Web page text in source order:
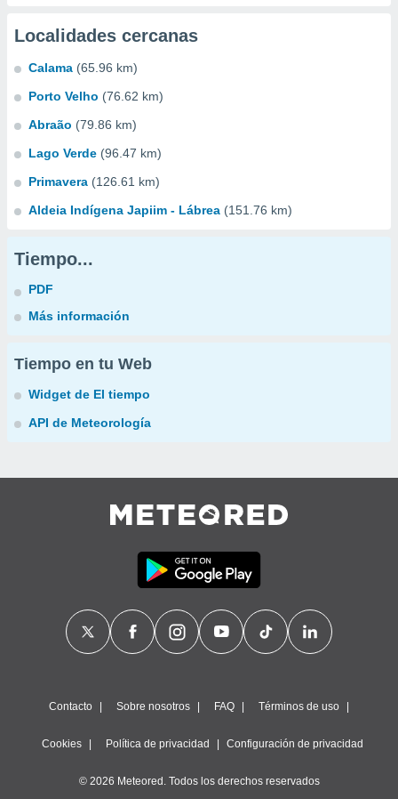
Localidades cercanas
Calama (65.96 km)
Porto Velho (76.62 km)
Abraão (79.86 km)
Lago Verde (96.47 km)
Primavera (126.61 km)
Aldeia Indígena Japiim - Lábrea (151.76 km)
Tiempo...
PDF
Más información
Tiempo en tu Web
Widget de El tiempo
API de Meteorología
Contacto Sobre nosotros FAQ Términos de uso
Cookies Política de privacidad Configuración de privacidad
© 2026 Meteored. Todos los derechos reservados